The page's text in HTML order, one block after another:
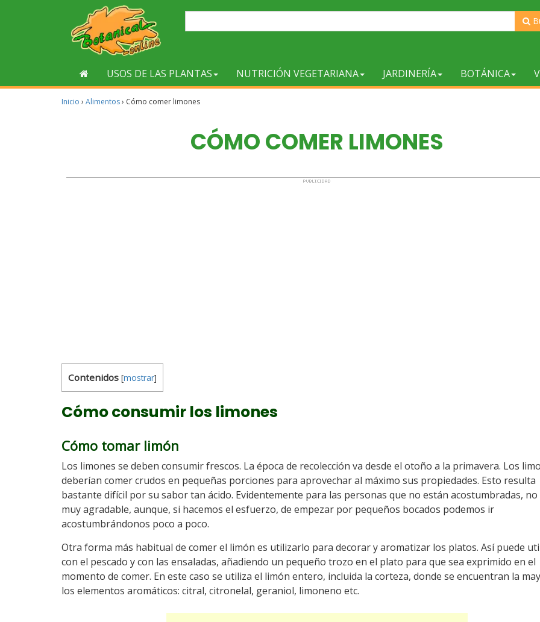
USOS DE LAS PLANTAS NUTRICIÓN VEGETARIANA JARDINERÍA BOTÁNICA
Inicio › Alimentos› Cómo comer limones
CÓMO COMER LIMONES
Contenidos [mostrar]
Cómo consumir los limones
Cómo tomar limón
Los limones se deben consumir frescos. La época de recolección va desde el otoño a la primavera. Los
deberían comer crudos en pequeñas porciones para aprovechar al máximo sus propiedades. Esto resulta
bastante difícil por su sabor tan ácido. Evidentemente para las personas que no están acostumbradas,
muy agradable, aunque, si hacemos el esfuerzo, de empezar por pequeños bocados podemos ir
acostumbrándonos poco a poco.
Otra forma más habitual de comer el limón es utilizarlo para decorar y aromatizar los platos. Así puede
con el pescado y con las ensaladas, añadiendo un pequeño trozo en el plato para que sea exprimido en el
momento de comer. En este caso se utiliza el limón entero, incluida la corteza, donde se encuentran la
los elementos aromáticos: citral, citronelal, geraniol, limoneno etc.